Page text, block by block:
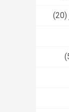
(20)